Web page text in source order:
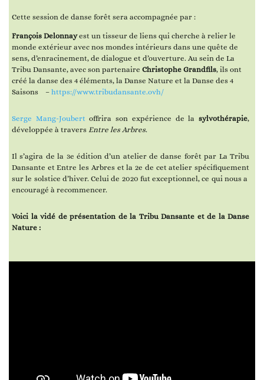
Cette session de danse forêt sera accompagnée par :
François Delonnayest un tisseur de liens qui cherche à relier le
monde extérieur avec nos mondes intérieurs dans une quête de
sens, d’enracinement, de dialogue et d’ouverture. Au sein de La
Tribu Dansante, avec son partenaire Christophe Grandfils, ils ont
créé la danse des 4 éléments, la Danse Nature et la Danse des 4
Saisons – https://www.tribudansante.ovh/
Serge Mang-Joubertoffrira son expérience de lasylvothérapie,
développée à travers Entre les Arbres.
Il s’agira de la 3e édition d’un atelier de danse forêt par La Tribu
Dansante et Entre les Arbres et la 2e de cet atelier spécifiquement
sur le solstice d’hiver. Celui de 2020 fut exceptionnel, ce qui nous a
encouragé à recommencer.
Voici la vidé de présentation de la Tribu Dansante et de la Danse
Nature :